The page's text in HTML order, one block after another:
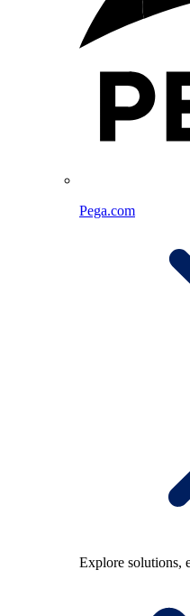
Pega.com
Explore solutions,